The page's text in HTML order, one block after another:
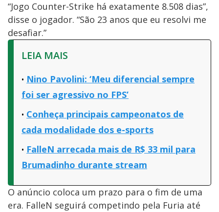
“Jogo Counter-Strike há exatamente 8.508 dias”,
disse o jogador. “São 23 anos que eu resolvi me
desafiar.”
LEIA MAIS
Nino Pavolini: ‘Meu diferencial sempre
foi ser agressivo no FPS’
Conheça principais campeonatos de
cada modalidade dos e-sports
FalleN arrecada mais de R$ 33 mil para
Brumadinho durante stream
O anúncio coloca um prazo para o fim de uma
era. FalleN seguirá competindo pela Furia até